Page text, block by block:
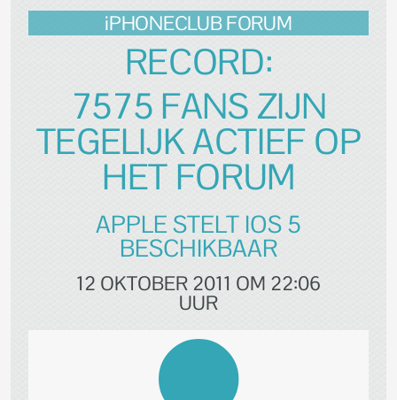
iPHONECLUB FORUM
RECORD:
7575 FANS ZIJN
TEGELIJK ACTIEF OP
HET FORUM
APPLE STELT IOS 5
BESCHIKBAAR
12 OKTOBER 2011 OM 22:06
UUR